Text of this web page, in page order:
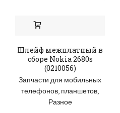
Шлейф межплатный в
сборе Nokia 2680s
(0210056)
Запчасти для мобильных
телефонов, планшетов,
Разное